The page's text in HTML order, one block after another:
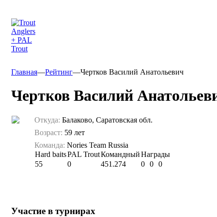
Главная—Рейтинг—Чертков Василий Анатольевич
Чертков Василий
Откуда: Балаково, Саратовская обл.
Возраст: 59 лет
Команда: Nories Team Russia
Hard baitsPAL TroutКомандныйНаграды
55
0 451.274 0 0 0
Участие в турнирах